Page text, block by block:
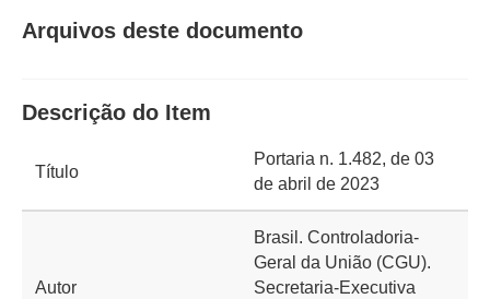
Arquivos deste documento
Descrição do Item
Título
Portaria n. 1.482, de 03
de abril de 2023
Autor
Brasil. Controladoria-
Geral da União (CGU).
Secretaria-Executiva